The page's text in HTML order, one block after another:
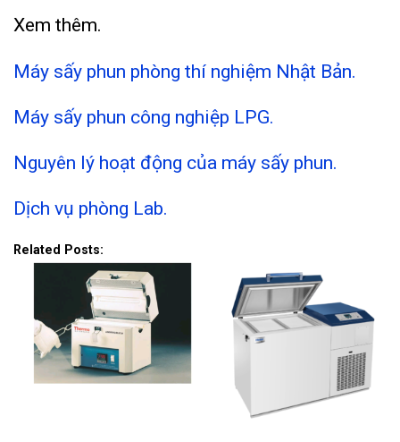
Xem thêm.
Máy sấy phun phòng thí nghiệm Nhật Bản.
Máy sấy phun công nghiệp LPG.
Nguyên lý hoạt động của máy sấy phun.
Dịch vụ phòng Lab.
Related Posts: